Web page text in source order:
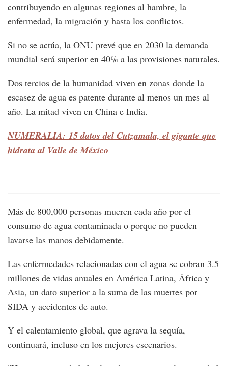
contribuyendo en algunas regiones al hambre, la
enfermedad, la migración y hasta los conflictos.
Si no se actúa, la ONU prevé que en 2030 la demanda
mundial será superior en 40% a las provisiones naturales.
Dos tercios de la humanidad viven en zonas donde la
escasez de agua es patente durante al menos un mes al
año. La mitad viven en China e India.
NUMERALIA: 15 datos del Cutzamala, el gigante que
hidrata al Valle de México
Más de 800,000 personas mueren cada año por el
consumo de agua contaminada o porque no pueden
lavarse las manos debidamente.
Las enfermedades relacionadas con el agua se cobran 3.5
millones de vidas anuales en América Latina, África y
Asia, un dato superior a la suma de las muertes por
SIDA y accidentes de auto.
Y el calentamiento global, que agrava la sequía,
continuará, incluso en los mejores escenarios.